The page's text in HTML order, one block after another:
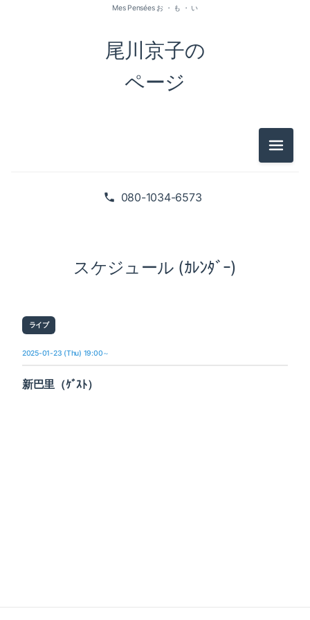
080-1034-6573
尾川京子の
ページ
Mes Pensées お ・ も ・ い
メニュ
スケジュール (ｶﾚﾝﾀﾞｰ)
ライブ
2025-01-23 (Thu) 19:00～
新巴里（ｹﾞｽﾄ）